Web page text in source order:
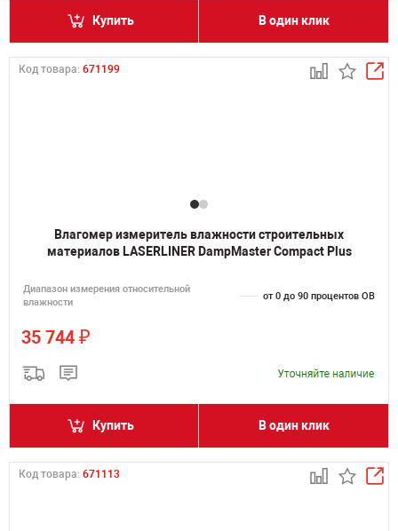
Купить В один клик
Код товара: 671199
Влагомер измеритель влажности строительных
материалов LASERLINER DampMaster Compact Plus
Диапазон измерения относительной
влажности
от 0 до 90 процентов ОВ
35 744 ₽
Купить В один клик
Код товара: 671113